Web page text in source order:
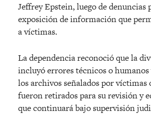
Jeffrey Epstein, luego de denuncias
exposición de información que
a víctimas.
La dependencia reconoció que la
incluyó errores técnicos o humanos
los archivos señalados por víctimas
fueron retirados para su revisión y
que continuará bajo supervisión